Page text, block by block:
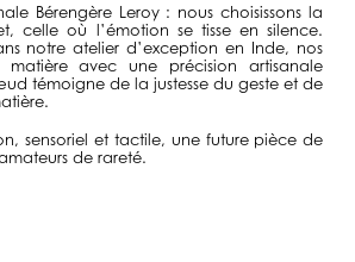
Bérengère Leroy : nous choisissons la
celle où l’émotion se tisse en silence.
notre atelier d’exception en Inde, nos
avec une précision artisanale
témoigne de la justesse du geste et de
sensoriel et tactile, une future pièce de
de rareté.